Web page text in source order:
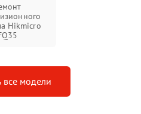
Hikmicro
все модели